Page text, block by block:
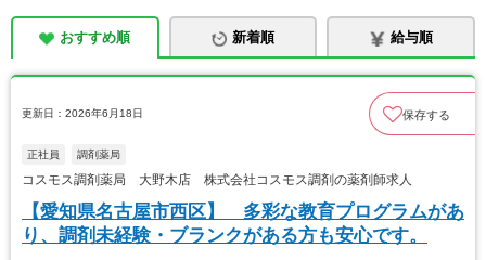
おすすめ順 新着順 給与順
更新日：2026年6月18日 保存する
正社員 調剤薬局
コスモス調剤薬局 大野木店 株式会社コスモス調剤の薬剤師求人
【愛知県名古屋市西区】 多彩な教育プログラムがあ
り、調剤未経験・ブランクがある方も安心です。